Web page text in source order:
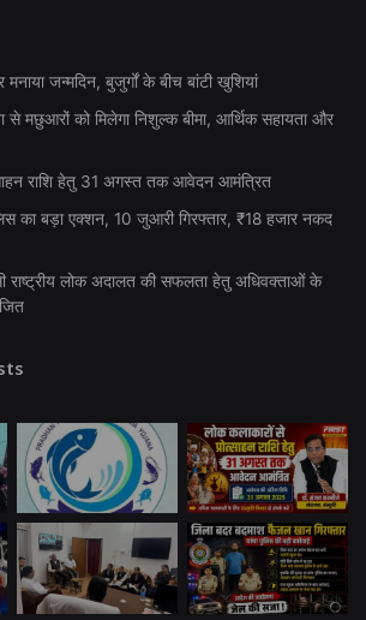
मनाया जन्मदिन, बुजुर्गों के बीच बांटी खुशियां
से मछुआरों को मिलेगा निशुल्क बीमा, आर्थिक सहायता और
राशि हेतु 31 अगस्त तक आवेदन आमंत्रित
का बड़ा एक्शन, 10 जुआरी गिरफ्तार, ₹18 हजार नकद
राष्ट्रीय लोक अदालत की सफलता हेतु अधिवक्ताओं के